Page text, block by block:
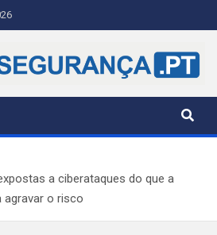
referência em cibersegurança —
para cidadãos, PME e
a ciberataques do que a
agravar o risco